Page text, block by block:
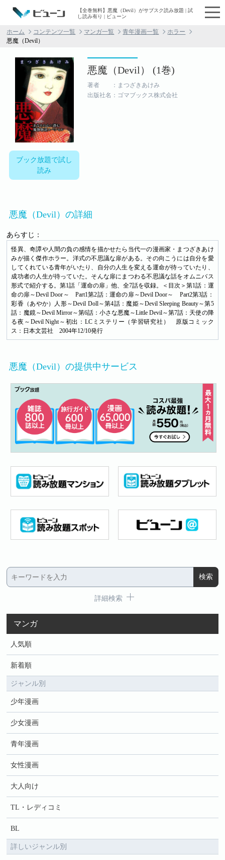
【全巻無料】悪魔（Devil）がサブスク読み放題 | 試
し読み有り | ビューン
ホーム コンテンツ一覧 マンガ一覧 青年漫画一覧
ホラー
悪魔（Devil）
ブック放題で試し
読み
悪魔（Devil） (1巻)
著者 ：まつざきあけみ
出版社名：ゴマブックス株式会社
悪魔（Devil）の詳細
あらすじ：
怪異、奇譚や人間の負の感情を描かせたら当代一の漫画家・まつざきあけ
みが描く傑作ホラー。洋式の不思議な扉がある。その向こうには自分を愛
してくれている青年がいたり、自分の人生を変える運命が待っていたり、
成功者の人生が待っていた。そんな扉にまつわる不思議な話をオムニバス
形式で紹介する。第1話「運命の扉」他、全7話を収録。＜目次＞第1話：運
命の扉～Devil Door～ Part1第2話：運命の扉～Devil Door～ Part2第3話：
彩香（あやか）人形～Devil Doll～第4話：魔姫～Devil Sleeping Beauty～第5
話：魔鏡～Devil Mirror～第6話：小さな悪魔～Little Devil～第7話：天使の降
る夜～Devil Night～初出：LCミステリー（学習研究社） 原版コミック
ス：日本文芸社 2004年12/10発行
悪魔（Devil）の提供中サービス
詳細検索
マンガ
人気順
新着順
ジャンル別
少年漫画
少女漫画
青年漫画
女性漫画
大人向け
TL・レディコミ
BL
詳しいジャンル別